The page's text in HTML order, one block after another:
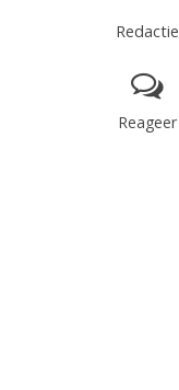
Redactie
Reageer